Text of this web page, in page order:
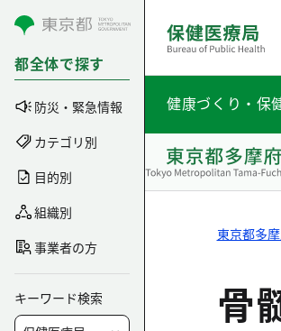
コンテンツにスキップ
都全体で探す
防災・緊急情報
カテゴリ別
目的別
組織別
事業者の方
キーワード検索
健康づくり・保
東京都多
骨